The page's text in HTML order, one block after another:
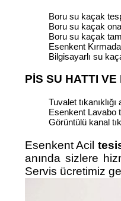
Boru su kaçak
Boru su kaçak
Boru su kaçak
Esenkent
Bilgisayarlı su
PİS SU HATTI
Tuvalet
Esenkent Lavabo
Görüntülü kanal
Esenkent Acil
anında sizlere
Servis ücretimiz